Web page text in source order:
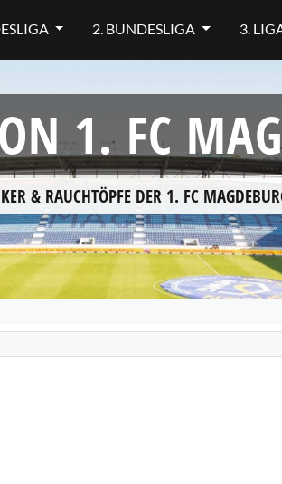
2. BUNDESLIGA 3.
1. FC
& RAUCHTÖPFE DER 1. FC